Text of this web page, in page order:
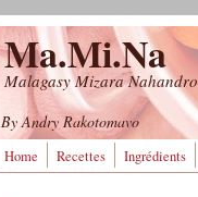
Ma.Mi.Na
Malagasy Mizara Nahandro
By Andry Rakotomavo
Home Recettes Ingrédients